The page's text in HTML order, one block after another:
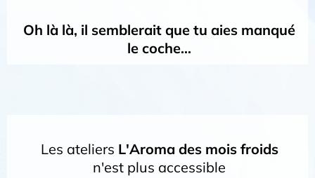
Oh là là, il semblerait que tu aies manqué
le coche...
Les ateliers L'Aroma des mois froids
n'est plus accessible